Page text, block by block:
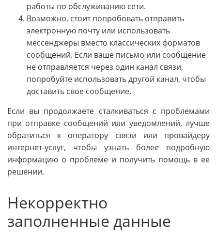
работы по обслуживанию сети.
Возможно, стоит попробовать отправить
электронную почту или использовать
мессенджеры вместо классических форматов
сообщений. Если ваше письмо или сообщение
не отправляется через один канал связи,
попробуйте использовать другой канал, чтобы
доставить свое сообщение.
Если вы продолжаете сталкиваться с проблемами
при отправке сообщений или уведомлений, лучше
обратиться к оператору связи или провайдеру
интернет-услуг, чтобы узнать более подробную
информацию о проблеме и получить помощь в ее
решении.
Некорректно
заполненные данные